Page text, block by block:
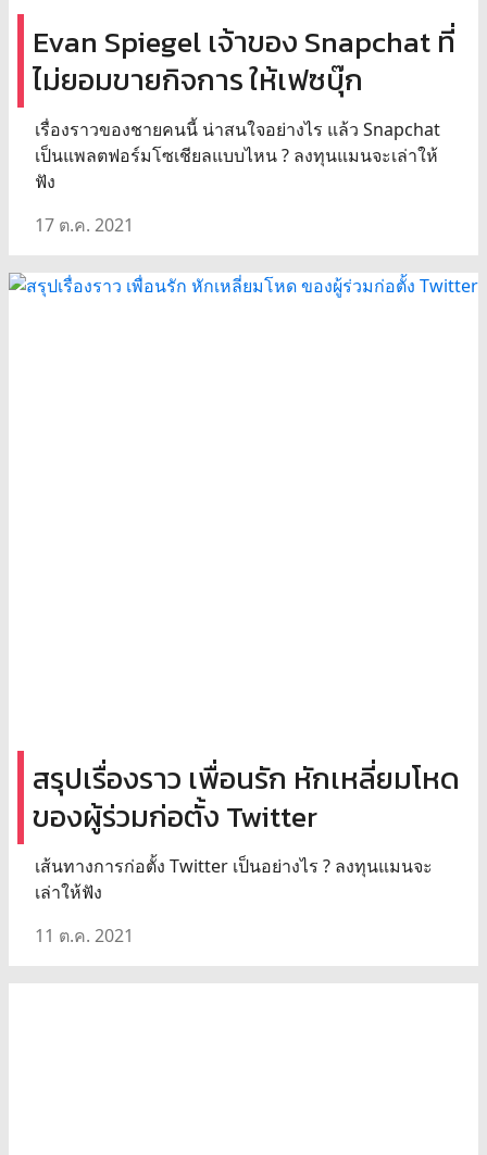
Evan Spiegel เจ้าของ Snapchat ที่
ไม่ยอมขายกิจการ ให้เฟซบุ๊ก
เรื่องราวของชายคนนี้ น่าสนใจอย่างไร แล้ว Snapchat
เป็นแพลตฟอร์มโซเชียลแบบไหน ? ลงทุนแมนจะเล่าให้
ฟัง
17 ต.ค. 2021
สรุปเรื่องราว เพื่อนรัก หักเหลี่ยมโหด
ของผู้ร่วมก่อตั้ง Twitter
เส้นทางการก่อตั้ง Twitter เป็นอย่างไร ? ลงทุนแมนจะ
เล่าให้ฟัง
11 ต.ค. 2021